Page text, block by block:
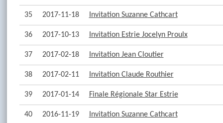
35 2017-11-18 Invitation Suzanne Cathcart
36 2017-10-13 Invitation Estrie Jocelyn Proulx
37 2017-02-18 Invitation Jean Cloutier
38 2017-02-11 Invitation Claude Routhier
39 2017-01-14 Finale Régionale Star Estrie
40 2016-11-19 Invitation Suzanne Cathcart